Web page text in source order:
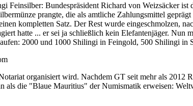
Bundespräsident Richard von Weizsäcker ist
prangte, die als amtliche Zahlungsmittel
kompletten Satz. Der Rest wurde eingeschmolzen,
hatte ... er sei ja schließlich kein Elefantenjäger.
2000 und 1000 Shilingi in Feingold, 500 Shilingi
organisiert wird. Nachdem GT seit mehr als 2012
als die "Blaue Mauritius" der Numismatik erweisen: